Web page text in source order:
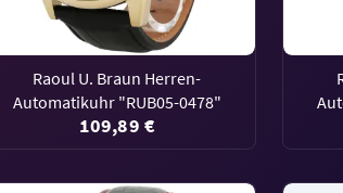
Raoul U. Braun Herren-
Automatikuhr "RUB05-0478"
109,89 €